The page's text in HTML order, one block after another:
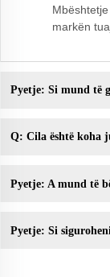
markën
Pyetje: Si mund të
Q: Cila është koha
Pyetje: A mund të
Pyetje: Si